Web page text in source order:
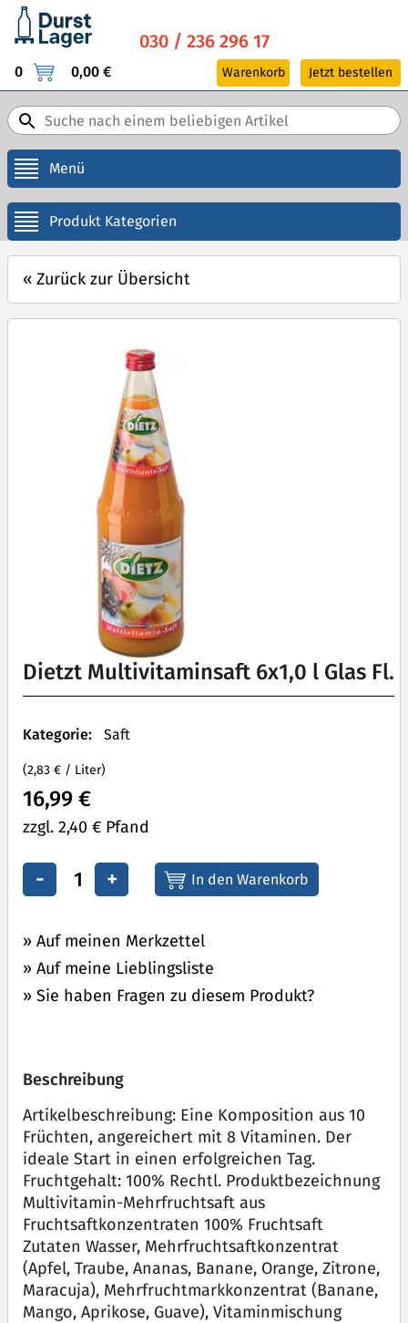
Menü
Produkt Kategorien
030 / 236 296 17
0 0,00 € Warenkorb Jetzt bestellen
« Zurück zur Übersicht
Dietzt Multivitaminsaft 6x1,0 l Glas Fl.
Kategorie: Saft
(2,83 € / Liter)
16,99 €
zzgl. 2,40 € Pfand
- +
» Auf meinen Merkzettel
» Auf meine Lieblingsliste
» Sie haben Fragen zu diesem Produkt?
Beschreibung
Artikelbeschreibung: Eine Komposition aus 10
Früchten, angereichert mit 8 Vitaminen. Der
ideale Start in einen erfolgreichen Tag.
Fruchtgehalt: 100% Rechtl. Produktbezeichnung
Multivitamin-Mehrfruchtsaft aus
Fruchtsaftkonzentraten 100% Fruchtsaft
Zutaten Wasser, Mehrfruchtsaftkonzentrat
(Apfel, Traube, Ananas, Banane, Orange, Zitrone,
Maracuja), Mehrfruchtmarkkonzentrat (Banane,
Mango, Aprikose, Guave), Vitaminmischung